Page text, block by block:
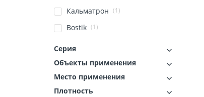
Кальматрон (1)
Bostik (1)
Серия
Объекты применения
Место применения
Плотность